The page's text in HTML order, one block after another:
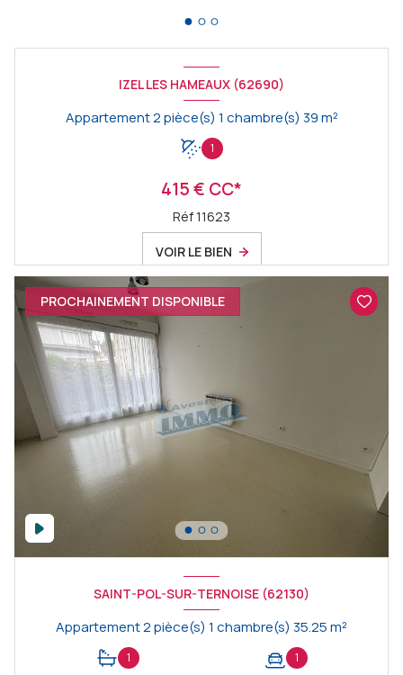
IZEL LES HAMEAUX (62690)
Appartement 2 pièce(s) 1 chambre(s) 39 m²
1
415 € CC*
Réf 11623
VOIR LE BIEN
PROCHAINEMENT DISPONIBLE
SAINT-POL-SUR-TERNOISE (62130)
Appartement 2 pièce(s) 1 chambre(s) 35.25 m²
1 1